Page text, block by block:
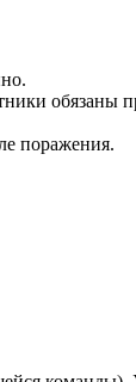
обязаны
поражения.